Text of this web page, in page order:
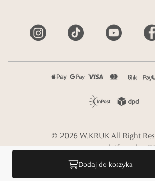
Dodaj do koszyka
© 2026 W.KRUK All Right
e-commerce platform by